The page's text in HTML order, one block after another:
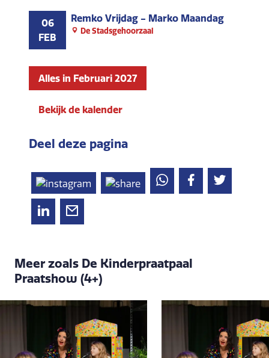
06
FEB
Remko Vrijdag - Marko Maandag
De Stadsgehoorzaal
Alles in Februari 2027
Bekijk de kalender
Deel deze pagina
Meer zoals De Kinderpraatpaal
Praatshow (4+)